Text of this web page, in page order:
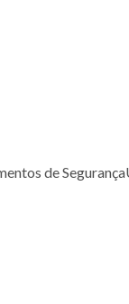
de Segurança